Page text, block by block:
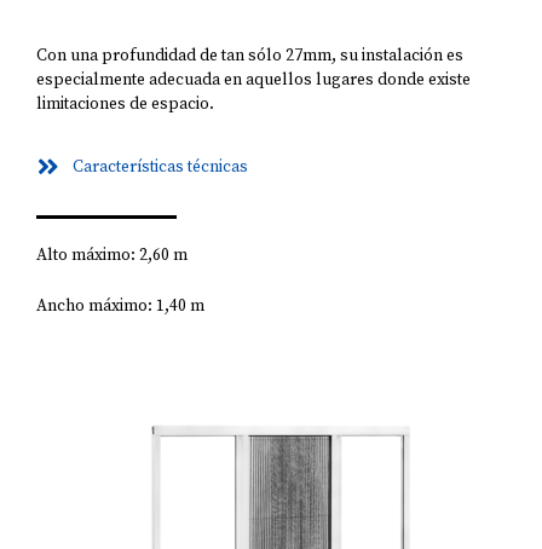
Con una profundidad de tan sólo 27mm, su instalación es
especialmente adecuada en aquellos lugares donde existe
limitaciones de espacio.
Características técnicas
Alto máximo: 2,60 m
Ancho máximo: 1,40 m